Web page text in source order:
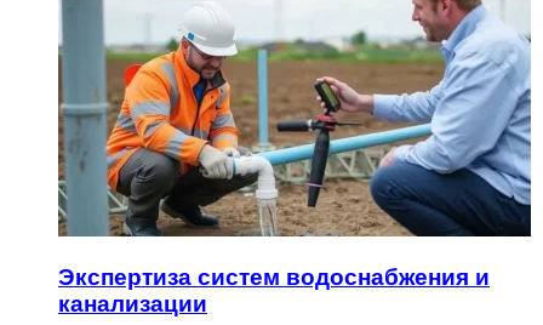
Экспертиза систем водоснабжения и
канализации